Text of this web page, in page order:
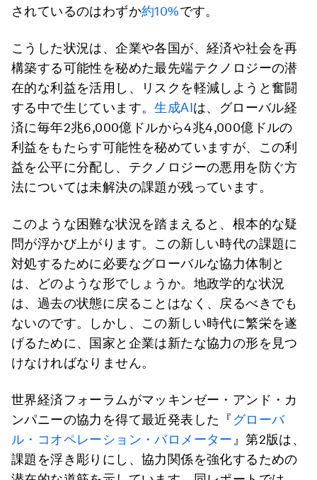
されているのはわずか約10%です。
こうした状況は、企業や各国が、経済や社会を再
構築する可能性を秘めた最先端テクノロジーの潜
在的な利益を活用し、リスクを軽減しようと奮闘
する中で生じています。生成AIは、グローバル経
済に毎年2兆6,000億ドルから4兆4,000億ドルの
利益をもたらす可能性を秘めていますが、この利
益を公平に分配し、テクノロジーの悪用を防ぐ方
法については未解決の課題が残っています。
このような困難な状況を踏まえると、根本的な疑
問が浮かび上がります。この新しい時代の課題に
対処するために必要なグローバルな協力体制と
は、どのような形でしょうか。地政学的な状況
は、過去の状態に戻ることはなく、戻るべきでも
ないのです。しかし、この新しい時代に繁栄を遂
げるために、国家と企業は新たな協力の形を見つ
けなければなりません。
世界経済フォーラムがマッキンゼー・アンド・カ
ンパニーの協力を得て最近発表した『 グローバ
ル・コオペレーション・バロメーター 』第2版は、
課題を浮き彫りにし、協力関係を強化するための